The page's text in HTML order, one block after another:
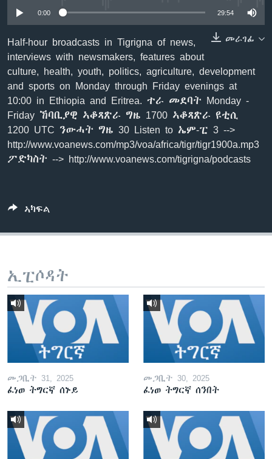
ቂሔ ጽልሚ
ቋንቋታት
0:00 29:54
መራገፊ
Half-hour broadcasts in Tigrigna of news,
interviews with newsmakers, features about
culture, health, youth, politics, agriculture, development
and sports on Monday through Friday evenings at
10:00 in Ethiopia and Eritrea. ተራ መደባት Monday -
Friday ኸባቢያዊ ኣቆጻጽራ ግዜ 1700 ኣቆጻጽራ ዩቲሲ
1200 UTC ንውሓት ግዜ 30 Listen to ኤም-ፒ 3 -->
http://www.voanews.com/mp3/voa/africa/tigr/tigr1900a.mp3
ፖድካስት --> http://www.voanews.com/tigrigna/podcasts
ኣካፍል
ኢፒሶዳት
መጋቢት 31, 2025
ፈነወ ትግርኛ ሰኑይ
መጋቢት 30, 2025
ፈነወ ትግርኛ ሰንበት